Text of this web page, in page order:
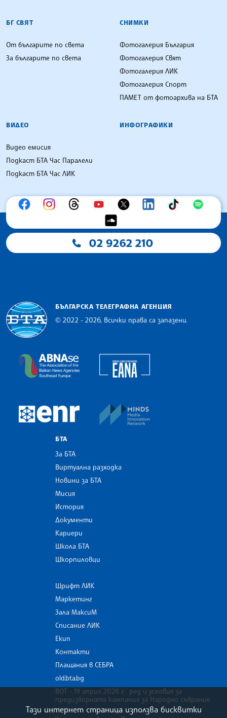
БГ СВЯТ
От българите по света
За българите по света
СНИМКИ
Фотогалерия България
Фотогалерия Свят
Фотогалерия ЛИК
Фотогалерия Спорт
ПАМЕТ от фотоархива на БТА
ВИДЕО
Видео емисия
Подкаст БТА Час Паралели
Подкаст БТА Час ЛИК
ИНФОГРАФИКИ
02 9262 210
БЪЛГАРСКА ТЕЛЕГРАФНА АГЕНЦИЯ
© 2022 - 2026, Всички права са запазени.
The Assocoation of the Balkan News Agencies
European Newsroom
БТА
За БТА
Виртуална разходка
Новини за БТА
Мисия
История
Документи
Кариери
Школа БТА
Шкорпиловци
Шрифт ЛИК
Маркетинг
Зала МаксиМ
Списание ЛИК
Екип
Контакти
Плащания в СЕБРА
old.bta.bg
ВОТ - 19 април 2026 г . ред и условия за
предизборната кампания за Народно събрание
Тази интернет страница използва бисквитки